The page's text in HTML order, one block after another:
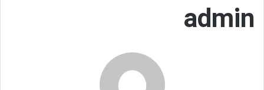
admin